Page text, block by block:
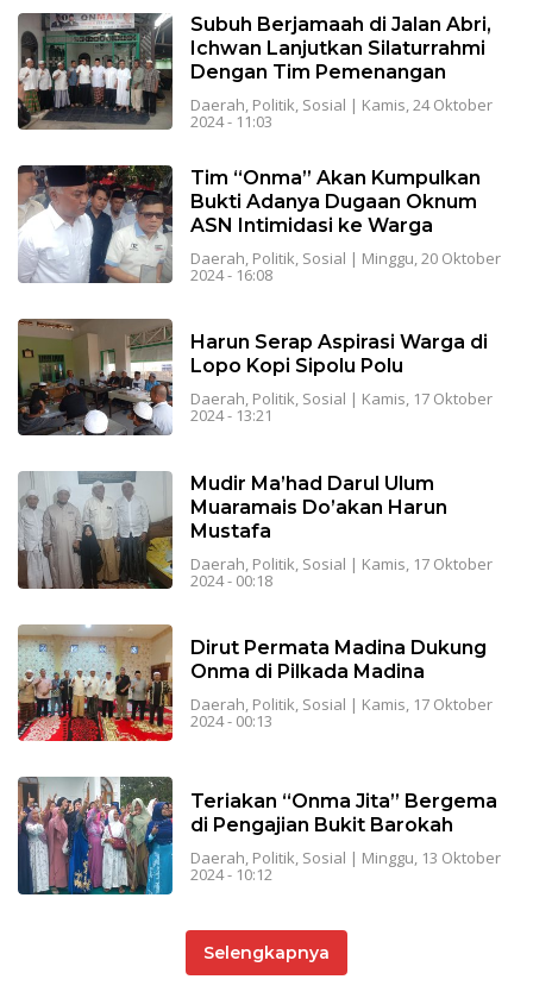
Subuh Berjamaah di Jalan Abri,
Ichwan Lanjutkan Silaturrahmi
Dengan Tim Pemenangan
Daerah, Politik, Sosial | Kamis, 24 Oktober
2024 - 11:03
Tim “Onma” Akan Kumpulkan
Bukti Adanya Dugaan Oknum
ASN Intimidasi ke Warga
Daerah, Politik, Sosial | Minggu, 20 Oktober
2024 - 16:08
Harun Serap Aspirasi Warga di
Lopo Kopi Sipolu Polu
Daerah, Politik, Sosial | Kamis, 17 Oktober
2024 - 13:21
Mudir Ma’had Darul Ulum
Muaramais Do’akan Harun
Mustafa
Daerah Politik Sosial | Kamis, 17 Oktober
2024 - 00:18
Dirut Permata Madina Dukung
Onma di Pilkada Madina
Daerah, Politik, Sosial | Kamis, 17 Oktober
2024 - 00:13
Teriakan “Onma Jita” Bergema
di Pengajian Bukit Barokah
Daerah Politik Sosial | Minggu, 13 Oktober
2024 - 10:12
Selengkapnya